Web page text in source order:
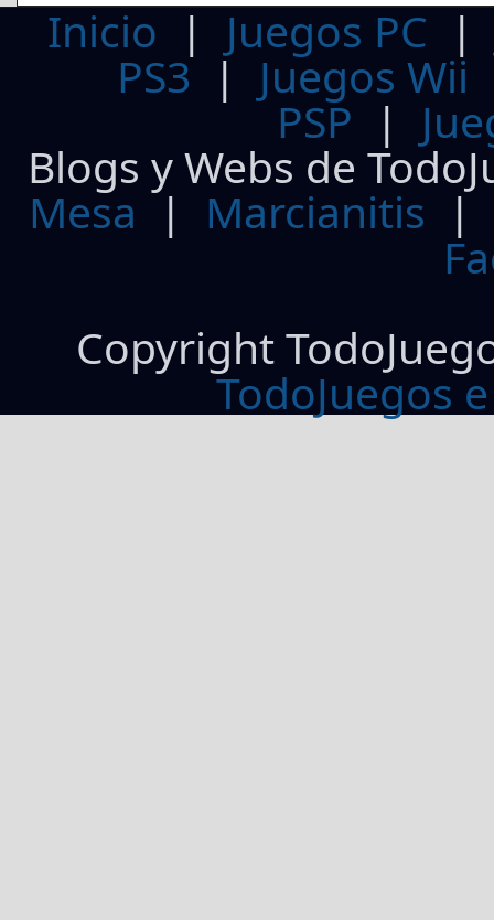
Inicio | Juegos PC
PS3| Juegos Wii
PSP |
Blogs y Webs de
Mesa | Marcianitis |
Copyright
TodoJuegos